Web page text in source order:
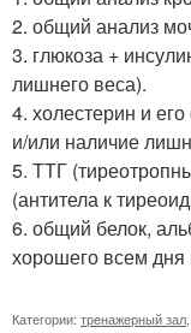
2. общий анализ
3. глюкоза +
лишнего веса).
4. холестерин и
и/или наличие
5. ТТГ
(антитела к
6. общий белок,
хорошего всем дня
Категории: тренажерный зал,